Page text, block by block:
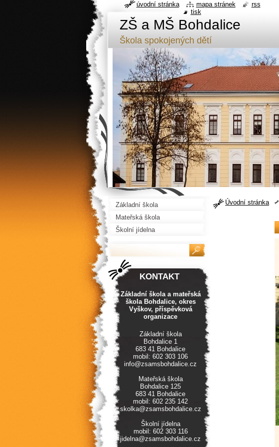
ZŠ a MŠ Bohdalice
Škola spokojených dětí
Úvodní stránka
Základní škola
Mateřská škola
Školní jídelna
KONTAKT
Základní škola a mateřská
škola Bohdalice, okres
Vyškov, příspěvková
organizace
Základní škola
Bohdalice 1
683 41 Bohdalice
mobil: 602 303 106
info@zsamsbohdalice.cz
Mateřská škola
Bohdalice 125
683 41 Bohdalice
mobil: 602 235 142
skolka@zsamsbohdalice.cz
Školní jídelna
mobil: 602 303 116
jidelna@zsamsbohdalice.cz
úvodní stránka mapa stránek
rss
tisk